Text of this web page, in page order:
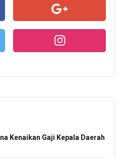
Kenaikan Gaji Kepala Daerah